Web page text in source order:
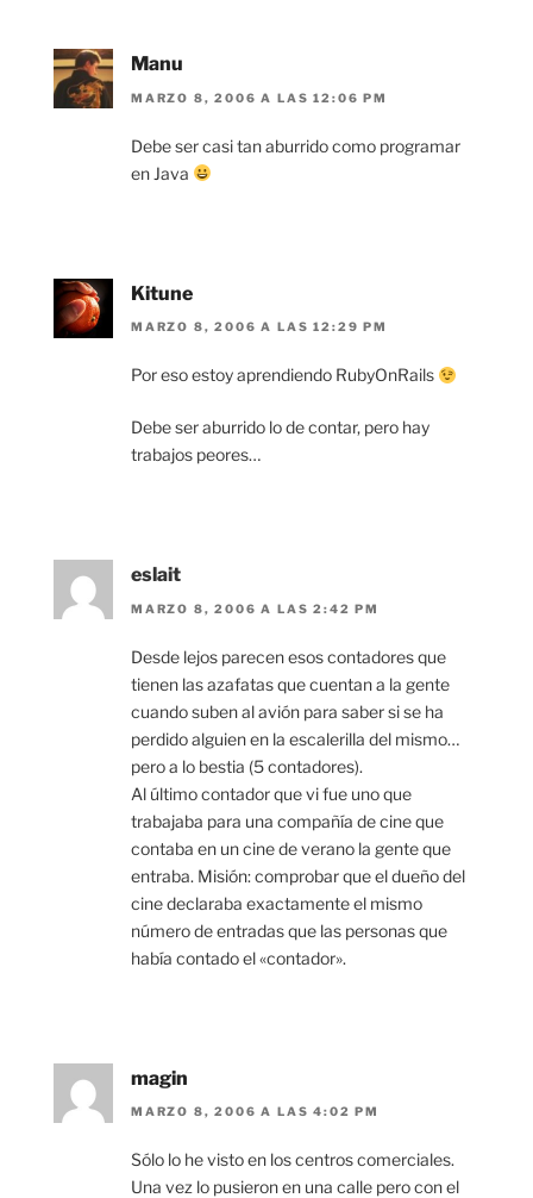
Manu
MARZO 8, 2006 A LAS 12:06 PM
Debe ser casi tan aburrido como programar
en Java
Kitune
MARZO 8, 2006 A LAS 12:29 PM
Por eso estoy aprendiendo RubyOnRails
Debe ser aburrido lo de contar, pero hay
trabajos peores…
eslait
MARZO 8, 2006 A LAS 2:42 PM
Desde lejos parecen esos contadores que
tienen las azafatas que cuentan a la gente
cuando suben al avión para saber si se ha
perdido alguien en la escalerilla del mismo…
pero a lo bestia (5 contadores).
Al último contador que vi fue uno que
trabajaba para una compañía de cine que
contaba en un cine de verano la gente que
entraba. Misión: comprobar que el dueño del
cine declaraba exactamente el mismo
número de entradas que las personas que
había contado el «contador».
magin
MARZO 8, 2006 A LAS 4:02 PM
Sólo lo he visto en los centros comerciales.
Una vez lo pusieron en una calle pero con el